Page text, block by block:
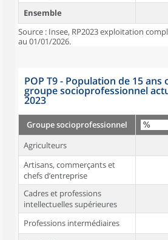
Ensemble
Source : Insee, RP2023 exploitation
au 01/01/2026.
POP T9 - Population de 15 ans
groupe socioprofessionnel
2023
Groupe socioprofessionnel
Agriculteurs
Artisans, commerçants et
chefs d’entreprise
Cadres et professions
intellectuelles supérieures
Professions intermédiaires